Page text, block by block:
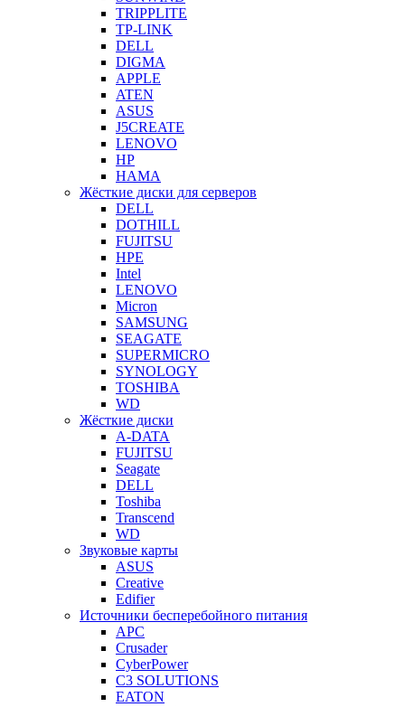
TRIPPLITE
TP-LINK
DELL
DIGMA
APPLE
ATEN
ASUS
J5CREATE
LENOVO
HP
HAMA
Жёсткие диски для серверов
DELL
DOTHILL
FUJITSU
HPE
Intel
LENOVO
Micron
SAMSUNG
SEAGATE
SUPERMICRO
SYNOLOGY
TOSHIBA
WD
Жёсткие диски
A-DATA
FUJITSU
Seagate
DELL
Toshiba
Transcend
WD
Звуковые карты
ASUS
Creative
Edifier
Источники бесперебойного питания
APC
Crusader
CyberPower
C3 SOLUTIONS
EATON